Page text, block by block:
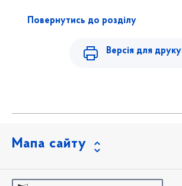
Повернутись до розділу
Версія для друку
Мапа сайту